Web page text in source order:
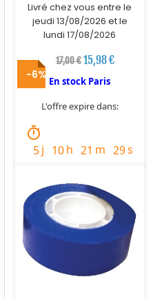
Livré chez vous entre le
jeudi 13/08/2026 et le
lundi 17/08/2026
17,00 € 15,98 €
En stock Paris
L'offre expire dans:
timer
5j 10h 21 m 28s
-6%